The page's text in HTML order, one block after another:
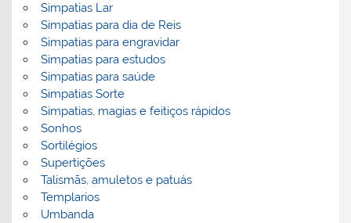
Simpatias Lar
Simpatias para dia de Reis
Simpatias para engravidar
Simpatias para estudos
Simpatias para saúde
Simpatias Sorte
Simpatias, magias e feitiços rápidos
Sonhos
Sortilégios
Supertições
Talismãs, amuletos e patuás
Templarios
Umbanda